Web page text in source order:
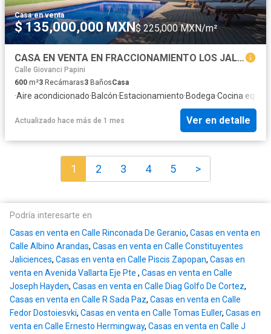
Casa·en venta
$ 135,000,000 MXN$ 225,000 MXN/m²
CASA EN VENTA EN FRACCIONAMIENTO LOS JALES EN ZAPOPAN CON ALBERCA Y MUY AMPLIA
Calle Giovanci Papini
600 m²3 Recámaras3 BañosCasa
·Aire acondicionado·Balcón·Estacionamiento·Bodega·Cocina
Actualizado hace más de 1 mes Ver en detalle
1 2 3 4 5 >
Podría interesarte en
Casas en venta en Calle Rinconada De Geranio, Casas en venta en
Calle Albino Arandas, Casas en venta en Calle Constituyentes
Jaliciences, Casas en venta en Calle Piscis Zapopan, Casas en
venta en Avenida Vallarta Eje Pte , Casas en venta en Calle
Joseph Hayden, Casas en venta en Calle Diag Golfo De Cortez,
Casas en venta en Calle R Sada Paz, Casas en venta en Calle
Fedor Dostoiesvki, Casas en venta en Calle Tomas Euller, Casas en
venta en Calle Ernesto Hermingway, Casas en venta en Calle J